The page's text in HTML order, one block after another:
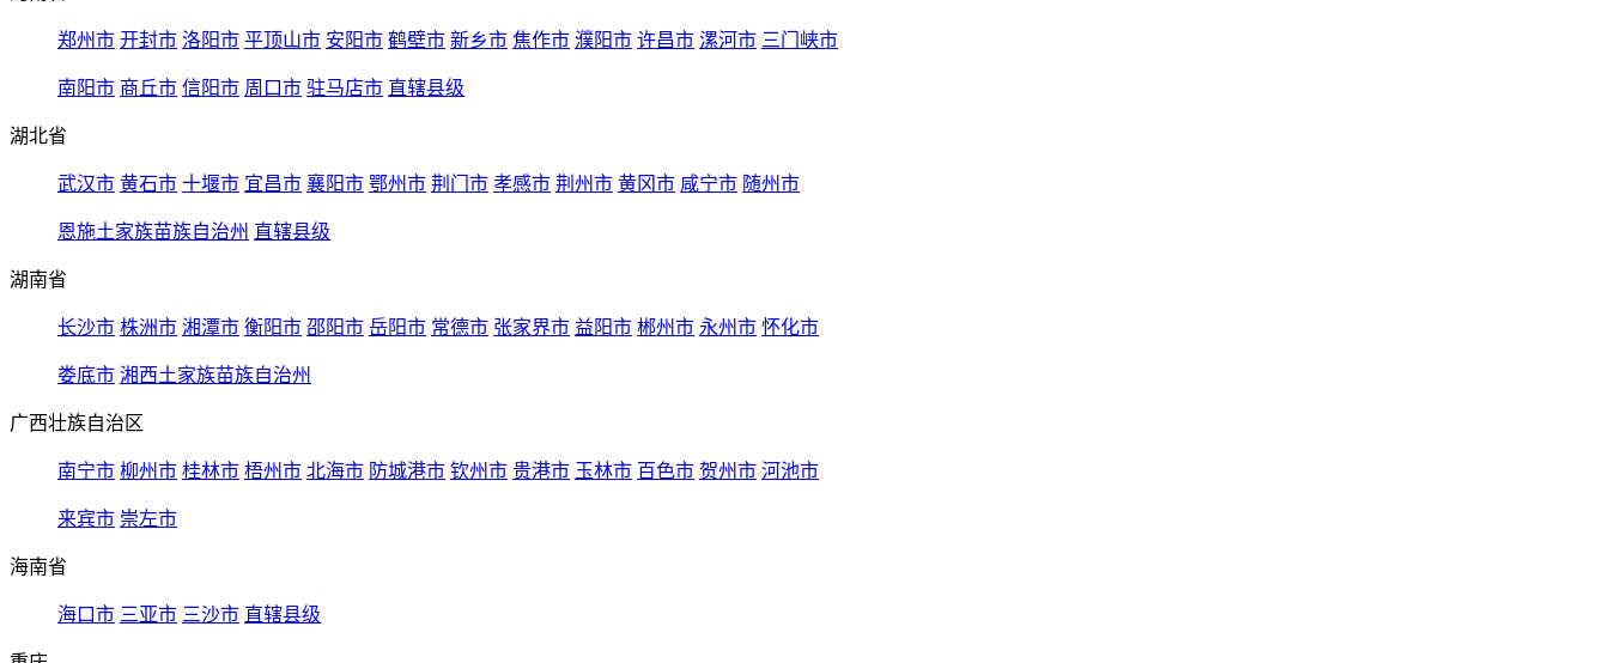
郑州市 开封市 洛阳市 平顶山市 安阳市 鹤壁市 新乡市 焦作市 濮阳市 许昌市 漯河市 三门峡市
南阳市 商丘市 信阳市 周口市 驻马店市 直辖县级
湖北省
武汉市 黄石市 十堰市 宜昌市 襄阳市 鄂州市 荆门市 孝感市 荆州市 黄冈市 咸宁市 随州市
恩施土家族苗族自治州 直辖县级
湖南省
长沙市 株洲市 湘潭市 衡阳市 邵阳市 岳阳市 常德市 张家界市 益阳市 郴州市 永州市 怀化市
娄底市 湘西土家族苗族自治州
广西壮族自治区
南宁市 柳州市 桂林市 梧州市 北海市 防城港市 钦州市 贵港市 玉林市 百色市 贺州市 河池市
来宾市 崇左市
海南省
海口市 三亚市 三沙市 直辖县级